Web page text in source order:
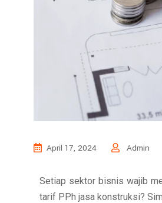
April 17, 2024 Admin
Setiap sektor bisnis wajib
tarif PPh jasa konstruksi?